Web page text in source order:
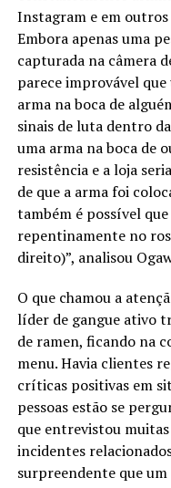
Instagram e em outros
Embora apenas uma
capturada na câmera
parece improvável que
arma na boca de
sinais de luta dentro
uma arma na boca de
resistência e a loja
de que a arma foi
também é possível
repentinamente no
direito)”, analisou
O que chamou a
líder de gangue ativo
de ramen, ficando na
menu. Havia clientes
críticas positivas em
pessoas estão se
que entrevistou
incidentes
surpreendente que